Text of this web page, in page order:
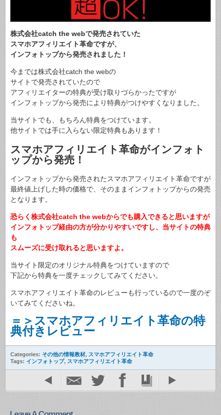
株式会社catch the webで発売されていた
スマホアフィリエイト革命ですが、
インフォトップから発売されました！
今までは株式会社catch the webの
サイトで発売されていたので
アフィリエイターの特典が受け取りづらかったですが
インフォトップから発売により特典がつけやすくなりました。
当サイトでも、もちろん特典をつけています。
他サイトでは手に入らない限定特典もあります！
スマホアフィリエイト革命がインフォト
ップから発売！
インフォトップから発売されたスマホアフィリエイト革命ですが
最終値上げした時の価格で、そのままインフォトップからの発売
となります。
恐らく株式会社catch the webからでも購入できると思いますが
インフォトップ経由の方が分かりやすいですし、当サイトの特典
も
スムーズに受け取れると思いますよ。
当サイト限定のオリジナル特典をつけていますので
下記から特典を一度チェックしてみてください。
スマホアフィリエイト革命のレビューも行っているので一度のぞ
いてみてくださいね。
＝＞スマホアフィリエイト革命の特
典付きレビュー
Categories: その他の情報教材, スマホアフィリエイト革命
Tags: インフォトップ, スマホアフィリエイト革命